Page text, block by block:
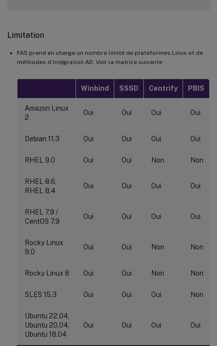
Limitation
FAS prend en charge un nombre limité de plateformes Linux et de
méthodes d’intégration AD. Voir la matrice suivante :
Winbind SSSD Centrify PBIS
Amazon Linux
2
Oui Oui Oui Oui
Debian 11.3 Oui Oui Oui Oui
RHEL 9.0 Oui Oui Non Non
RHEL 8.6,
RHEL 8.4
Oui Oui Oui Oui
RHEL 7.9 /
CentOS 7.9
Oui Oui Oui Oui
Rocky Linux
9.0
Oui Oui Non Non
Rocky Linux 8 Oui Oui Non Non
SLES 15.3 Oui Oui Oui Non
Ubuntu 22.04,
Ubuntu 20.04,
Ubuntu 18.04
Oui Oui Oui Oui